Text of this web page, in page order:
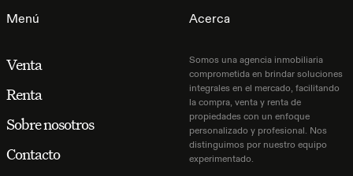
Menú
Venta
Renta
Sobre nosotros
Contacto
Acerca
Somos una agencia inmobiliaria
comprometida en brindar soluciones
integrales en el mercado, facilitando
la compra, venta y renta de
propiedades con un enfoque
personalizado y profesional. Nos
distinguimos por nuestro equipo
experimentado.